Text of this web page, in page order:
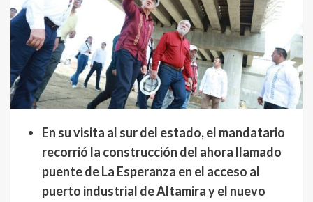
En su visita al sur del estado, el mandatario
recorrió la construcción del ahora llamado
puente de La Esperanza en el acceso al
puerto industrial de Altamira y el nuevo